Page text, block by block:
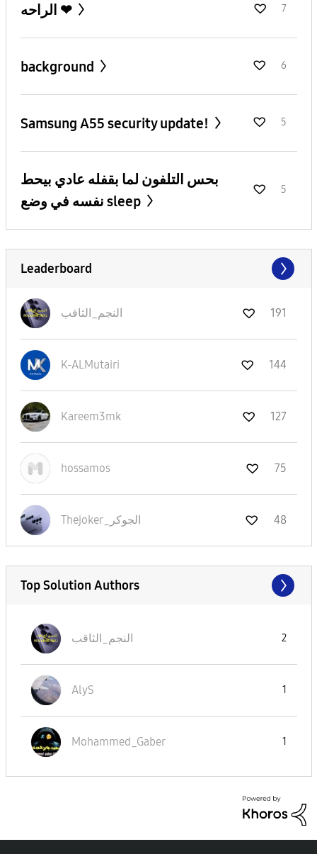
الراحه ❤ 7
background 6
Samsung A55 security update! 5
بحس التلفون لما بقفله عادي بيحط
نفسه في وضع sleep
5
Leaderboard
النجم_الثاقب 191
K-ALMutairi 144
Kareem3mk 127
hossamos 75
Thejoker_الجوكر 48
Top Solution Authors
النجم_الثاقب 2
AlyS 1
Mohammed_Gaber 1